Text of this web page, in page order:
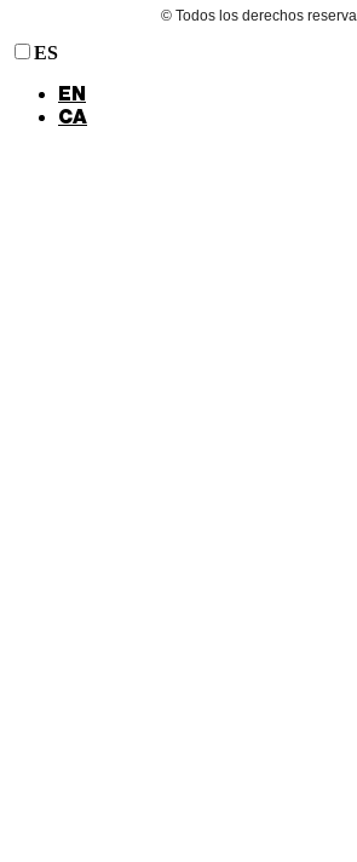
© Todos los derechos
ES
EN
CA